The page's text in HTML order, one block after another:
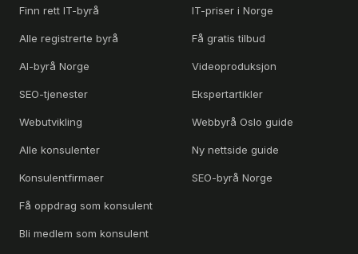
Finn rett IT-byrå
Alle registrerte byrå
AI-byrå Norge
SEO-tjenester
Webutvikling
Alle konsulenter
Konsulentfirmaer
Få oppdrag som konsulent
Bli medlem som konsulent
IT-priser i Norge
Få gratis tilbud
Videoproduksjon
Ekspertartikler
Webbyrå Oslo guide
Ny nettside guide
SEO-byrå Norge